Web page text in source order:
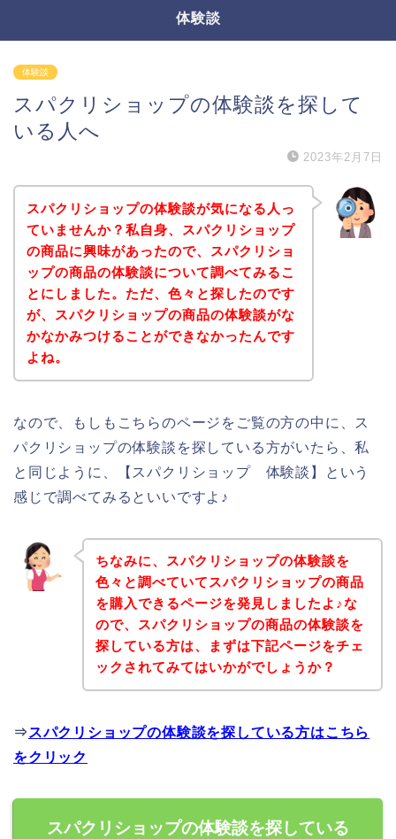
体験談
体験談
スパクリショップの体験談を探して
いる人へ
2023年2月7日
スパクリショップの体験談が気になる人っ
ていませんか？私自身、スパクリショップ
の商品に興味があったので、スパクリショ
ップの商品の体験談について調べてみるこ
とにしました。ただ、色々と探したのです
が、スパクリショップの商品の体験談がな
かなかみつけることができなかったんです
よね。
なので、もしもこちらのページをご覧の方の中に、ス
パクリショップの体験談を探している方がいたら、私
と同じように、【スパクリショップ 体験談】という
感じで調べてみるといいですよ♪
ちなみに、スパクリショップの体験談を
色々と調べていてスパクリショップの商品
を購入できるページを発見しましたよ♪な
ので、スパクリショップの商品の体験談を
探している方は、まずは下記ページをチェ
ックされてみてはいかがでしょうか？
⇒ スパクリショップの体験談を探している方はこちら
をクリック
スパクリショップの体験談を探している